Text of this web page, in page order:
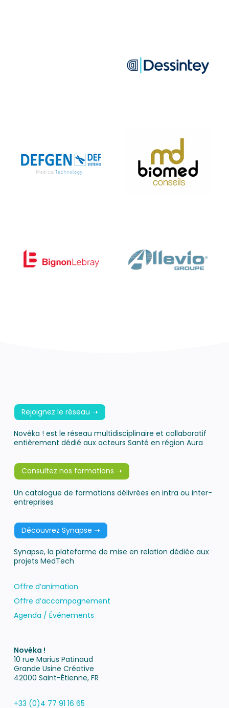
Rejoignez le réseau ➝
Novéka ! est le réseau multidisciplinaire et collaboratif
entièrement dédié aux acteurs Santé en région Aura
Consultez nos formations ➝
Un catalogue de formations délivrées en intra ou inter-
entreprises
Découvrez Synapse ➝
Synapse, la plateforme de mise en relation dédiée aux
projets MedTech
Offre d’animation
Offre d’accompagnement
Agenda / Événements
Novéka !
10 rue Marius Patinaud
Grande Usine Créative
42000 Saint-Étienne, FR
+33 (0)4 77 91 16 65